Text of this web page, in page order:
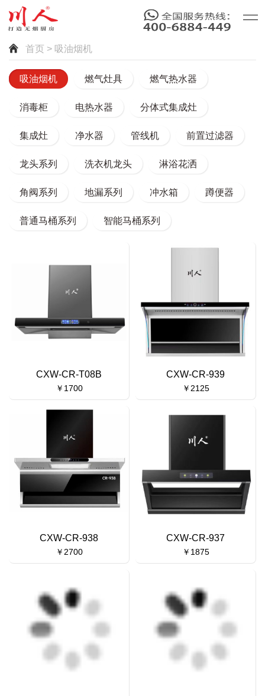
首页 > 吸油烟机
吸油烟机 燃气灶具 燃气热水器
消毒柜 电热水器 分体式集成灶
集成灶 净水器 管线机 前置过滤器
龙头系列 洗衣机龙头 淋浴花洒
角阀系列 地漏系列 冲水箱 蹲便器
普通马桶系列 智能马桶系列
CXW-CR-T08B
￥1700
CXW-CR-939
￥2125
CXW-CR-938
￥2700
CXW-CR-937
￥1875